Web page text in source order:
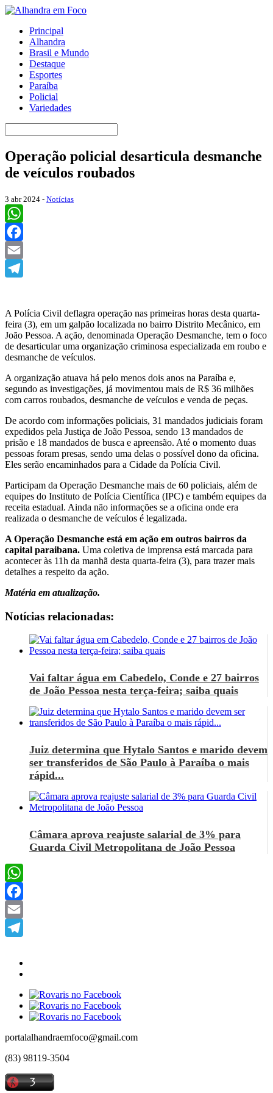
Principal
Alhandra
Brasil e Mundo
Destaque
Esportes
Paraíba
Policial
Variedades
Operação policial desarticula desmanche
de veículos roubados
3 abr 2024 - Notícias
WhatsApp
Facebook
Email
A Polícia Civil deflagra operação nas primeiras horas desta quarta-
feira (3), em um galpão localizada no bairro Distrito Mecânico, em
João Pessoa. A ação, denominada Operação Desmanche, tem o foco
de desarticular uma organização criminosa especializada em roubo e
desmanche de veículos.
A organização atuava há pelo menos dois anos na Paraíba e,
segundo as investigações, já movimentou mais de R$ 36 milhões
com carros roubados, desmanche de veículos e venda de peças.
De acordo com informações policiais, 31 mandados judiciais foram
expedidos pela Justiça de João Pessoa, sendo 13 mandados de
prisão e 18 mandados de busca e apreensão. Até o momento duas
pessoas foram presas, sendo uma delas o possível dono da oficina.
Eles serão encaminhados para a Cidade da Polícia Civil.
Participam da Operação Desmanche mais de 60 policiais, além de
equipes do Instituto de Polícia Científica (IPC) e também equipes da
receita estadual. Ainda não informações se a oficina onde era
realizada o desmanche de veículos é legalizada.
A Operação Desmanche está em ação em outros bairros da
capital paraibana. Uma coletiva de imprensa está marcada para
acontecer às 11h da manhã desta quarta-feira (3), para trazer mais
detalhes a respeito da ação.
Matéria em atualização.
Notícias relacionadas:
Vai faltar água em Cabedelo, Conde e 27 bairros
de João Pessoa nesta terça-feira; saiba quais
Juiz determina que Hytalo Santos e marido devem
ser transferidos de São Paulo à Paraíba o mais
rápid...
Câmara aprova reajuste salarial de 3% para
Guarda Civil Metropolitana de João Pessoa
WhatsApp
Facebook
Email
portalalhandraemfoco@gmail.com
(83) 98119-3504